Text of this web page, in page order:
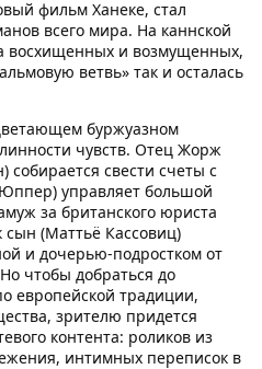
фильм Ханеке, стал
всего мира. На каннской
восхищенных и возмущенных,
ветвь» так и осталась
буржуазном
чувств. Отец Жорж
свести счеты с
управляет большой
за британского юриста
сын (Маттьё Кассовиц)
и дочерью-подростком от
чтобы добраться до
европейской традиции,
зрителю придется
контента: роликов из
интимных переписок в